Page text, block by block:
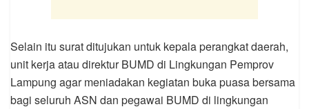
Selain itu surat ditujukan untuk kepala perangkat daerah,
unit kerja atau direktur BUMD di Lingkungan Pemprov
Lampung agar meniadakan kegiatan buka puasa bersama
bagi seluruh ASN dan pegawai BUMD di lingkungan